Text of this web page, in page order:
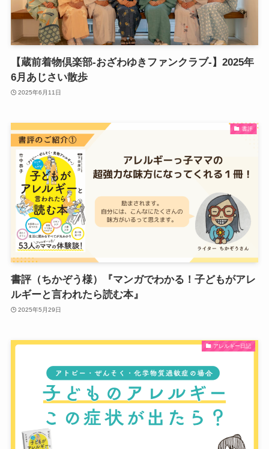
【蔵前着物倶楽部-おざわゆきファンクラブ-】2025年
6月あじさい散歩
2025年6月11日
書評
書評（ちかぞう様）『マンガでわかる！子どもがアレ
ルギーと言われたら読む本』
2025年5月29日
アレルギー日記